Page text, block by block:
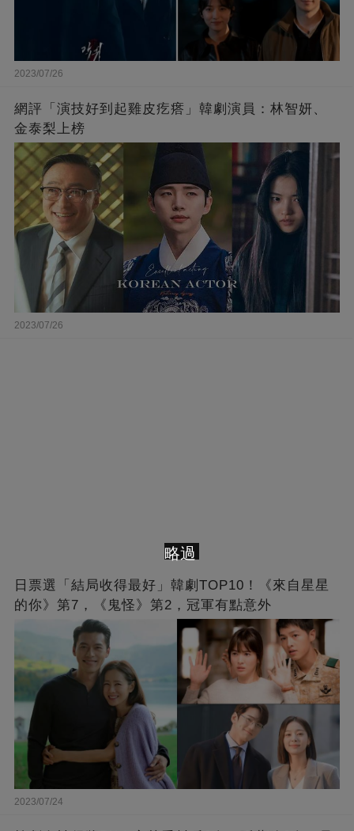
2023/07/26
網評「演技好到起雞皮疙瘩」韓劇演員：林智妍、
金泰梨上榜
2023/07/26
日票選「結局收得最好」韓劇TOP10！《來自星星
的你》第7，《鬼怪》第2，冠軍有點意外
2023/07/24
略過